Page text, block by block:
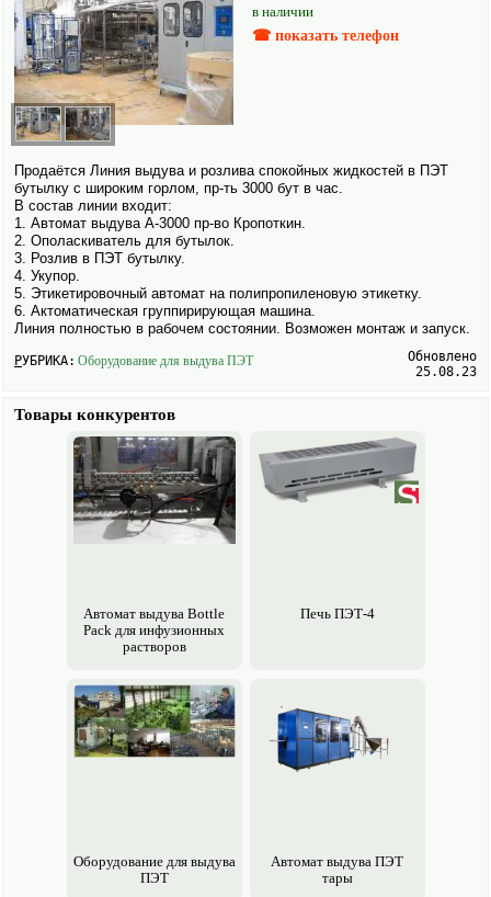
в наличии
☎ показать телефон
Продаётся Линия выдува и розлива спокойных жидкостей в ПЭТ
бутылку с широким горлом, пр-ть 3000 бут в час.
В состав линии входит:
1. Авто­мат выдува А-3000 пр-во Кропоткин.
2. Ополаскиватель для бутылок.
3. Розлив в ПЭТ бутылку.
4. Укупор.
5. Этикетировочный авто­мат на полипропиленовую этикетку.
6. Актоматическая группирирующая машина.
Линия полностью в рабочем состоянии. Возможен монтаж и запуск.
РУБРИКА: Обору­дование для выдува ПЭТ
Обновлено
25.08.23
Товары конкурентов
Авто­мат выдува Bottle
Pack для инфузионных
растворов
Печь ПЭТ-4
Обору­дование для выдува
ПЭТ
Авто­мат выдува ПЭТ
тары